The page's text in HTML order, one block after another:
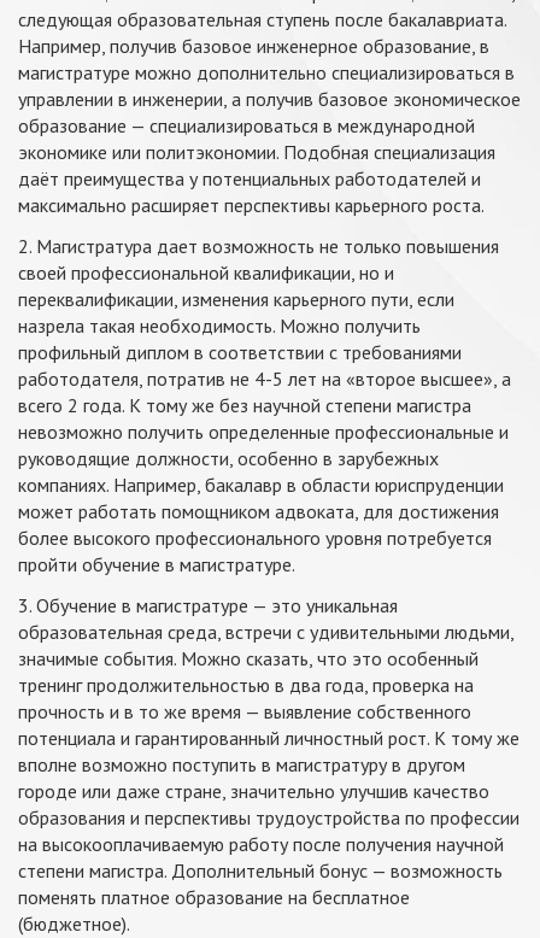
следующая образовательная ступень после бакалавриата.
Например, получив базовое инженерное образование, в
магистратуре можно дополнительно специализироваться в
управлении в инженерии, а получив базовое экономическое
образование — специализироваться в международной
экономике или политэкономии. Подобная специализация
даёт преимущества у потенциальных работодателей и
максимально расширяет перспективы карьерного роста.
2. Магистратура дает возможность не только повышения
своей профессиональной квалификации, но и
переквалификации, изменения карьерного пути, если
назрела такая необходимость. Можно получить
профильный диплом в соответствии с требованиями
работодателя, потратив не 4-5 лет на «второе высшее», а
всего 2 года. К тому же без научной степени магистра
невозможно получить определенные профессиональные и
руководящие должности, особенно в зарубежных
компаниях. Например, бакалавр в области юриспруденции
может работать помощником адвоката, для достижения
более высокого профессионального уровня потребуется
пройти обучение в магистратуре.
3. Обучение в магистратуре — это уникальная
образовательная среда, встречи с удивительными людьми,
значимые события. Можно сказать, что это особенный
тренинг продолжительностью в два года, проверка на
прочность и в то же время — выявление собственного
потенциала и гарантированный личностный рост. К тому же
вполне возможно поступить в магистратуру в другом
городе или даже стране, значительно улучшив качество
образования и перспективы трудоустройства по профессии
на высокооплачиваемую работу после получения научной
степени магистра. Дополнительный бонус — возможность
поменять платное образование на бесплатное
(бюджетное).